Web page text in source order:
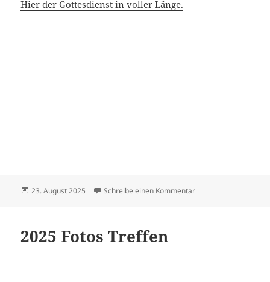
Hier der Gottesdienst in voller Länge.
Veröffentlicht
23. August 2025 Schreibe einen Kommentarzu Sängerfest in
2025 Fotos Treffen